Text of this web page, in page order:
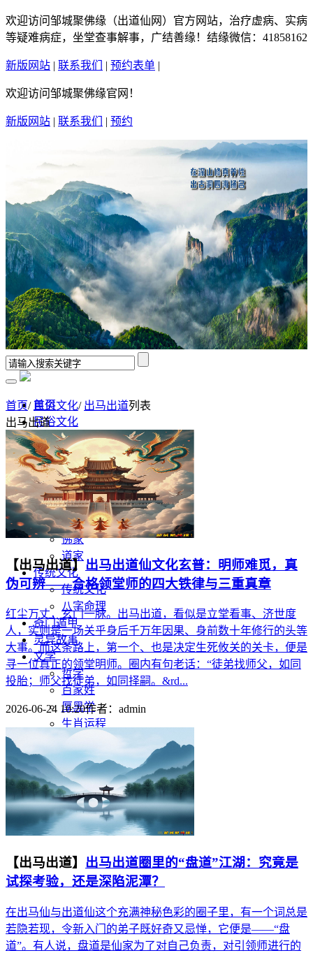
欢迎访问邹城聚佛缘（出道仙网）官方网站，治疗虚病、实病
等疑难病症，坐堂查事解事，广结善缘！结缘微信：41858162
新版网站 | 联系我们 | 预约表单 |
欢迎访问邹城聚佛缘官网！
新版网站 | 联系我们 | 预约
首页
民俗文化
出马出道
表文
修行领悟
香谱解析
风水学
佛道文化
佛家
道家
传统文化
传统文化
八字命理
奇门遁甲
灵异故事
文学
哲学
百家姓
厚黑学
生肖运程
在线投稿
联系我们
首页/民俗文化/ 出马出道列表
出马出道
【出马出道】出马出道仙文化玄普：明师难觅，真
伪可辨——合格领堂师的四大铁律与三重真章
红尘万丈，玄门一脉。出马出道，看似是立堂看事、济世度
人，实则是一场关乎身后千万年因果、身前数十年修行的头等
大事。而这条路上，第一个、也是决定生死攸关的关卡，便是
寻一位真正的领堂明师。圈内有句老话：“徒弟找师父，如同
投胎；师父找徒弟，如同择嗣。&rd...
2026-06-24 10:20作者： admin
【出马出道】 出马出道圈里的“盘道”江湖：究竟是
试探考验，还是深陷泥潭？
在出马仙与出道仙这个充满神秘色彩的圈子里，有一个词总是
若隐若现，令新入门的弟子既好奇又忌惮，它便是——“盘
道”。有人说，盘道是仙家为了对自己负责，对引领师进行的